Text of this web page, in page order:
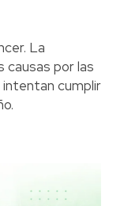
La
causas por las
cumplir